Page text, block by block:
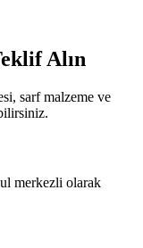
Alın
sarf malzeme ve
merkezli olarak